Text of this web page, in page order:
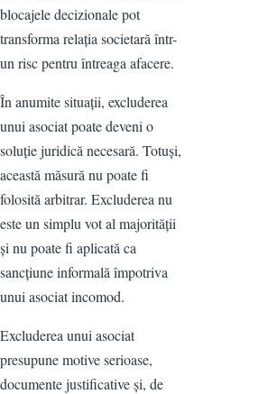
blocajele decizionale pot
transforma relația societară într-
un risc pentru întreaga afacere.
În anumite situații, excluderea
unui asociat poate deveni o
soluție juridică necesară. Totuși,
această măsură nu poate fi
folosită arbitrar. Excluderea nu
este un simplu vot al majorității
și nu poate fi aplicată ca
sancțiune informală împotriva
unui asociat incomod.
Excluderea unui asociat
presupune motive serioase,
documente justificative și, de